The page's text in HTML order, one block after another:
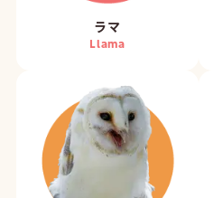
ラマ
Llama